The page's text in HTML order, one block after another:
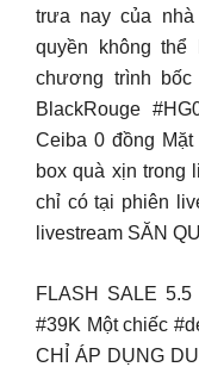
trưa nay của
quyền không
chương trình bốc
BlackRouge
Ceiba 0 đồng
box quà xịn trong
chỉ có tại phiên
livestream SĂN
FLASH SALE
#39K Một chiếc
CHỈ ÁP DỤNG